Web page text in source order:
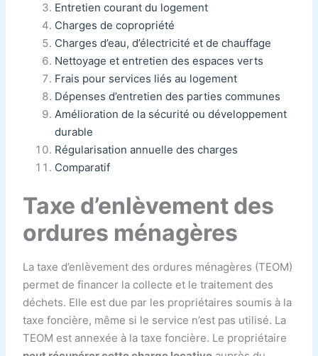
Entretien courant du logement
Charges de copropriété
Charges d’eau, d’électricité et de chauffage
Nettoyage et entretien des espaces verts
Frais pour services liés au logement
Dépenses d’entretien des parties communes
Amélioration de la sécurité ou développement
durable
Régularisation annuelle des charges
Comparatif
Taxe d’enlèvement des
ordures ménagères
La taxe d’enlèvement des ordures ménagères (TEOM)
permet de financer la collecte et le traitement des
déchets. Elle est due par les propriétaires soumis à la
taxe foncière, même si le service n’est pas utilisé. La
TEOM est annexée à la taxe foncière. Le propriétaire